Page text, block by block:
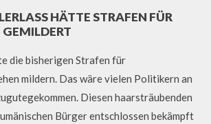
HÄTTE STRAFEN FÜR
die bisherigen Strafen für
mildern. Das wäre vielen Politikern an
Diesen haarsträubenden
Bürger entschlossen bekämpft